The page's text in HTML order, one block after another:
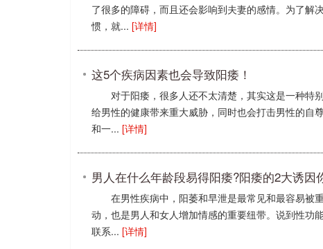
了很多的障碍，而且还会影响到夫妻的感情。为了解
惯，就... [详情]
这5个疾病因素也会导致阳痿！
对于阳痿，很多人还不太清楚，其实这是一种特
给男性的健康带来重大威胁，同时也会打击男性的自
和一... [详情]
男人在什么年龄段易得阳痿?阳痿的2大诱因
在男性疾病中，阳萎和早泄是最常见和最容易被
动，也是男人和女人增加情感的重要纽带。说到性功
联系... [详情]